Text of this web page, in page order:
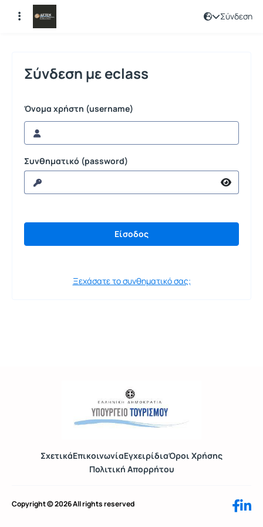
Σύνδεση
Σύνδεση
Σύνδεση με eclass
Όνομα χρήστη (username)
Συνθηματικό (password)
Ξεχάσατε το συνθηματικό σας;
ΣχετικάΕπικοινωνίαΕγχειρίδιαΌροι Χρήσης
Πολιτική Απορρήτου
Copyright © 2026 All rights reserved